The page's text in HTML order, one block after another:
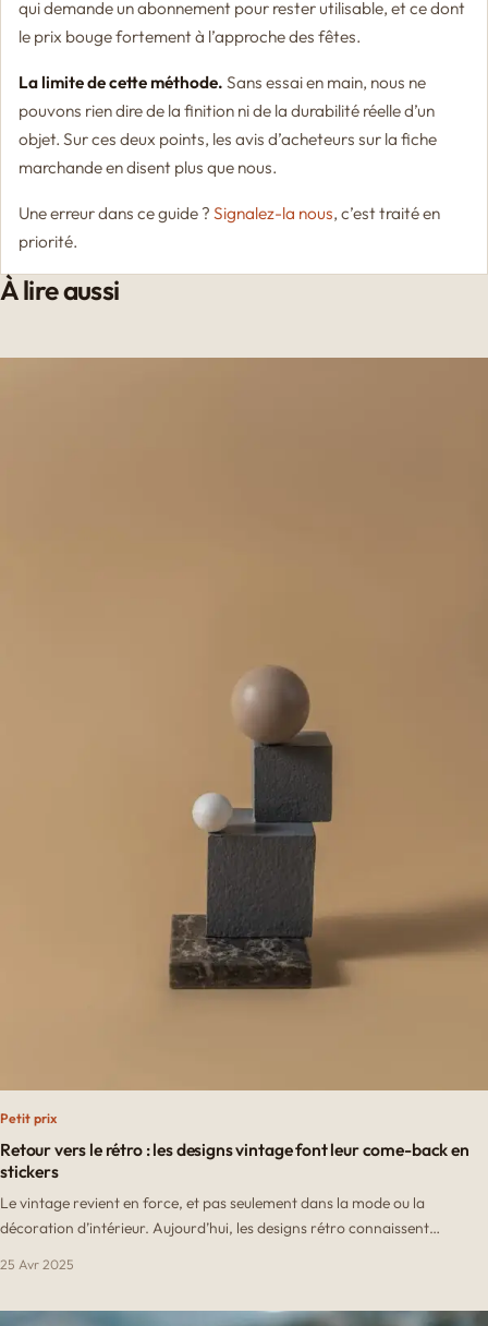
qui demande un abonnement pour rester utilisable, et ce dont
le prix bouge fortement à l’approche des fêtes.
La limite de cette méthode. Sans essai en main, nous ne
pouvons rien dire de la finition ni de la durabilité réelle d’un
objet. Sur ces deux points, les avis d’acheteurs sur la fiche
marchande en disent plus que nous.
Une erreur dans ce guide ? Signalez-la nous, c’est traité en
priorité.
À lire aussi
Petit prix
Retour vers le rétro : les designs vintage font leur come-back en
stickers
Le vintage revient en force, et pas seulement dans la mode ou la
décoration d’intérieur. Aujourd’hui, les designs rétro connaissent…
25 Avr 2025